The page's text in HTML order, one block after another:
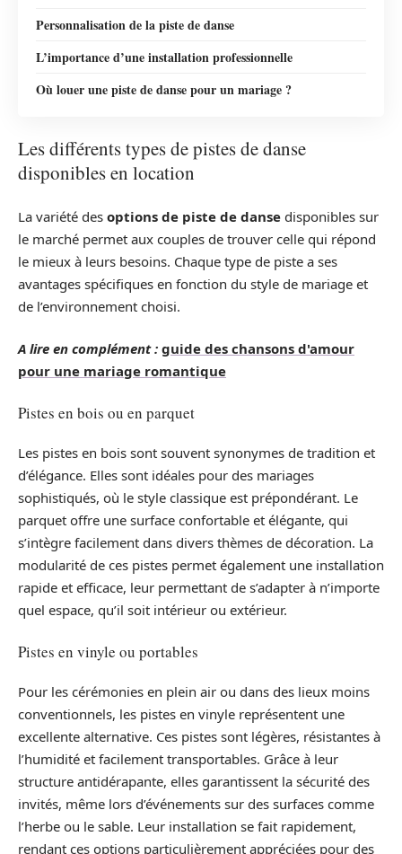
Personnalisation de la piste de danse
L’importance d’une installation professionnelle
Où louer une piste de danse pour un mariage ?
Les différents types de pistes de danse
disponibles en location
La variété des options de piste de danse disponibles sur
le marché permet aux couples de trouver celle qui répond
le mieux à leurs besoins. Chaque type de piste a ses
avantages spécifiques en fonction du style de mariage et
de l’environnement choisi.
A lire en complément : guide des chansons d'amour
pour une mariage romantique
Pistes en bois ou en parquet
Les pistes en bois sont souvent synonymes de tradition et
d’élégance. Elles sont idéales pour des mariages
sophistiqués, où le style classique est prépondérant. Le
parquet offre une surface confortable et élégante, qui
s’intègre facilement dans divers thèmes de décoration. La
modularité de ces pistes permet également une installation
rapide et efficace, leur permettant de s’adapter à n’importe
quel espace, qu’il soit intérieur ou extérieur.
Pistes en vinyle ou portables
Pour les cérémonies en plein air ou dans des lieux moins
conventionnels, les pistes en vinyle représentent une
excellente alternative. Ces pistes sont légères, résistantes à
l’humidité et facilement transportables. Grâce à leur
structure antidérapante, elles garantissent la sécurité des
invités, même lors d’événements sur des surfaces comme
l’herbe ou le sable. Leur installation se fait rapidement,
rendant ces options particulièrement appréciées pour des